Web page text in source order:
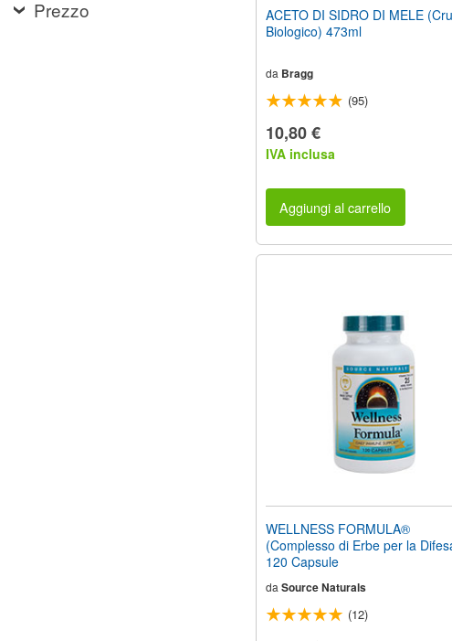
Prezzo
ACETO DI SIDRO DI MELE
Biologico) 473ml
da Bragg
(95)
10,80 €
IVA inclusa
Aggiungi al carrello
WELLNESS FORMULA®
(Complesso di Erbe per la
120 Capsule
da Source Naturals
(12)